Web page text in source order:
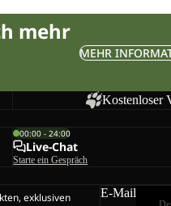
mehr
MEHR
Kostenloser
00:00 - 24:00
Live-Chat
Starte ein Gespräch
exklusiven
E-Mail